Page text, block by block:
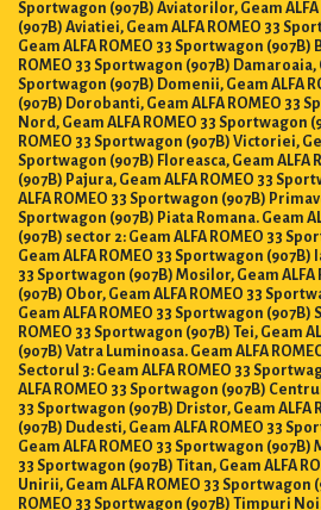
Sportwagon (907B) Aviatorilor, Geam
(907B) Aviatiei, Geam ALFA ROMEO 33
Geam ALFA ROMEO 33 Sportwagon
ROMEO 33 Sportwagon (907B) Damaroaia,
Sportwagon (907B) Domenii, Geam ALFA
(907B) Dorobanti, Geam ALFA ROMEO 33
Nord, Geam ALFA ROMEO 33 Sportwagon
ROMEO 33 Sportwagon (907B) Victoriei,
Sportwagon (907B) Floreasca, Geam ALFA
(907B) Pajura, Geam ALFA ROMEO 33
ALFA ROMEO 33 Sportwagon (907B)
Sportwagon (907B) Piata Romana. Geam
(907B) sector 2: Geam ALFA ROMEO 33
Geam ALFA ROMEO 33 Sportwagon (907B)
33 Sportwagon (907B) Mosilor, Geam ALFA
(907B) Obor, Geam ALFA ROMEO 33
Geam ALFA ROMEO 33 Sportwagon (907B)
ROMEO 33 Sportwagon (907B) Tei, Geam
(907B) Vatra Luminoasa. Geam ALFA
Sectorul 3: Geam ALFA ROMEO 33
ALFA ROMEO 33 Sportwagon (907B)
33 Sportwagon (907B) Dristor, Geam ALFA
(907B) Dudesti, Geam ALFA ROMEO 33
Geam ALFA ROMEO 33 Sportwagon (907B)
33 Sportwagon (907B) Titan, Geam ALFA
Unirii, Geam ALFA ROMEO 33 Sportwagon
ROMEO 33 Sportwagon (907B) Timpuri Noi.